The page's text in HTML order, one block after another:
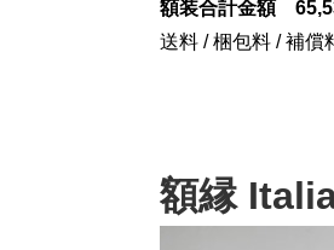
額装合計金額
送料 / 梱包料 / 補償
額縁